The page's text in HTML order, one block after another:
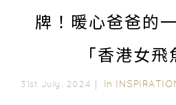
牌！暖心爸爸的
「香港女飛
31st July, 2024｜ In